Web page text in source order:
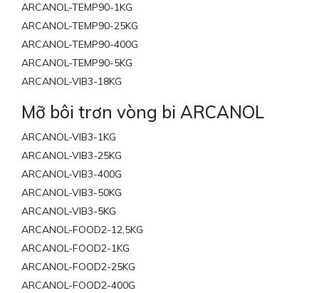
ARCANOL-TEMP90-1KG
ARCANOL-TEMP90-25KG
ARCANOL-TEMP90-400G
ARCANOL-TEMP90-5KG
ARCANOL-VIB3-18KG
Mỡ bôi trơn vòng bi ARCANOL
ARCANOL-VIB3-1KG
ARCANOL-VIB3-25KG
ARCANOL-VIB3-400G
ARCANOL-VIB3-50KG
ARCANOL-VIB3-5KG
ARCANOL-FOOD2-12,5KG
ARCANOL-FOOD2-1KG
ARCANOL-FOOD2-25KG
ARCANOL-FOOD2-400G